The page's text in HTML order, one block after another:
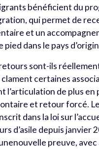
bénéficient du
qui permet de
et un
dans le pays
sont-ils
certaines
l’articulation de plus en
et retour forcé.
dans la loi sur
d’asile depuis janvier
preuve, avec